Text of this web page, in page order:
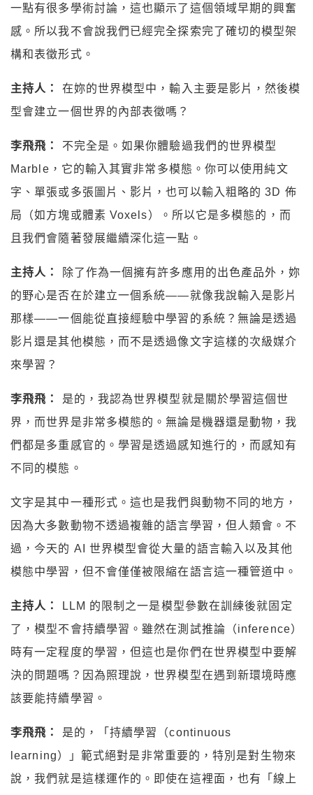
一點有很多學術討論，這也顯示了這個領域早期的興奮
感。所以我不會說我們已經完全探索完了確切的模型架
構和表徵形式。
主持人：
在妳的世界模型中，輸入主要是影片，然後模
型會建立一個世界的內部表徵嗎？
李飛飛：
不完全是。如果你體驗過我們的世界模型
Marble，它的輸入其實非常多模態。你可以使用純文
字、單張或多張圖片、影片，也可以輸入粗略的 3D 佈
局（如方塊或體素 Voxels）。所以它是多模態的，而
且我們會隨著發展繼續深化這一點。
主持人：
除了作為一個擁有許多應用的出色產品外，妳
的野心是否在於建立一個系統——就像我說輸入是影片
那樣——一個能從直接經驗中學習的系統？無論是透過
影片還是其他模態，而不是透過像文字這樣的次級媒介
來學習？
李飛飛：
是的，我認為世界模型就是關於學習這個世
界，而世界是非常多模態的。無論是機器還是動物，我
們都是多重感官的。學習是透過感知進行的，而感知有
不同的模態。
文字是其中一種形式。這也是我們與動物不同的地方，
因為大多數動物不透過複雜的語言學習，但人類會。不
過，今天的 AI 世界模型會從大量的語言輸入以及其他
模態中學習，但不會僅僅被限縮在語言這一種管道中。
主持人：
LLM 的限制之一是模型參數在訓練後就固定
了，模型不會持續學習。雖然在測試推論（inference）
時有一定程度的學習，但這也是你們在世界模型中要解
決的問題嗎？因為照理說，世界模型在遇到新環境時應
該要能持續學習。
李飛飛：
是的，「持續學習（continuous
learning）」範式絕對是非常重要的，特別是對生物來
說，我們就是這樣運作的。即使在這裡面，也有「線上